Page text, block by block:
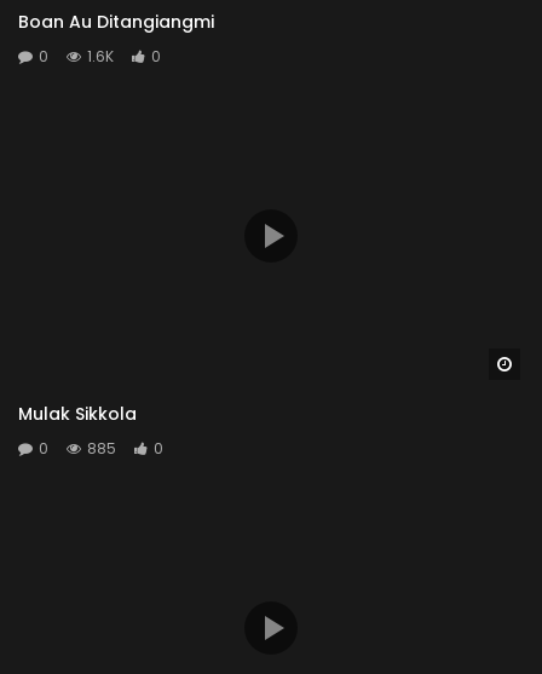
Boan Au Ditangiangmi
0 1.6K 0
Mulak Sikkola
0 885 0